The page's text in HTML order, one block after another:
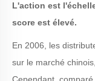
L'action est
score est élevé.
En 2006, les
sur le marché